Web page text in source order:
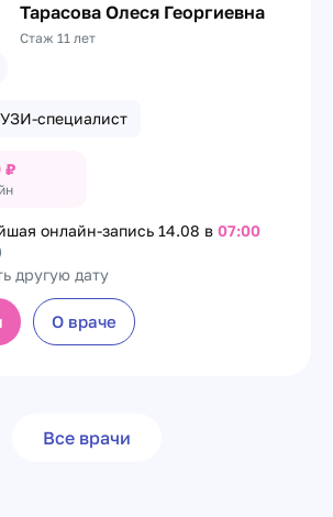
Тарасова Олеся Георгиевна
Стаж 11 лет
УЗИ-специалист
₽
онлайн-запись 14.08 в 07:00
другую дату
О враче
Все врачи